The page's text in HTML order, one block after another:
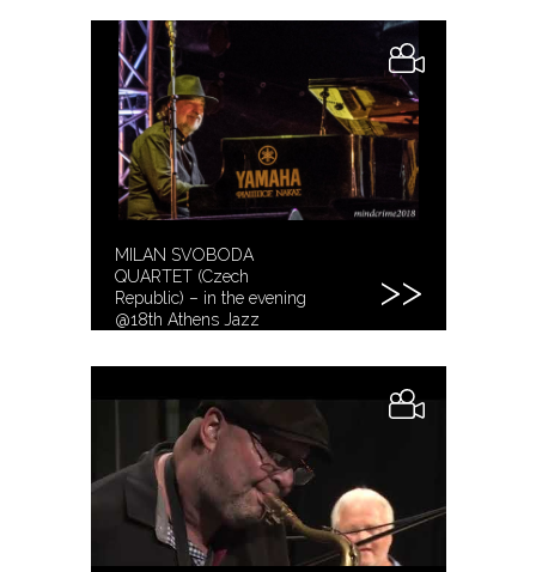
MILAN SVOBODA
QUARTET (Czech
Republic) – in the evening
@18th Athens Jazz